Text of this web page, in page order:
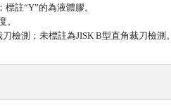
註“Y”的為液體膠。
。
測；未標註為JISK B型直角裁刀檢測。